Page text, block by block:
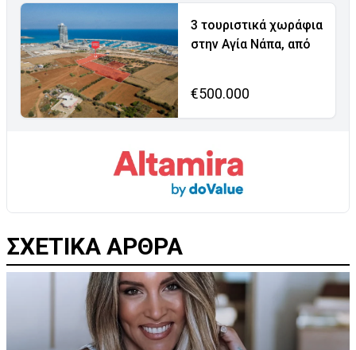
3 τουριστικά χωράφια
στην Αγία Νάπα, από
€500.000
ΣΧΕΤΙΚΑ ΑΡΘΡΑ